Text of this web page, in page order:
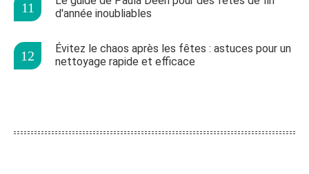
d'année inoubliables
Évitez le chaos après les fêtes : astuces pour un
nettoyage rapide et efficace